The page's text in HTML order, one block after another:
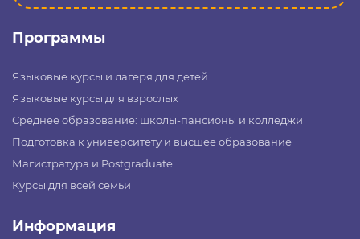
Программы
Языковые курсы и лагеря для детей
Языковые курсы для взрослых
Среднее образование: школы-пансионы и колледжи
Подготовка к университету и высшее образование
Магистратура и Postgraduate
Курсы для всей семьи
Информация